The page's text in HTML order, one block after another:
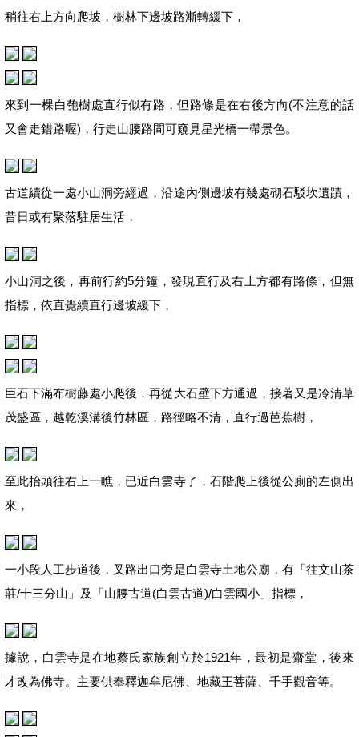
稍往右上方向爬坡，樹林下邊坡路漸轉緩下，
來到一棵白匏樹處直行似有路，但路條是在右後方向(不注意的話
又會走錯路喔)，行走山腰路間可窺見星光橋一帶景色。
古道續從一處小山洞旁經過，沿途內側邊坡有幾處砌石駁坎遺蹟，
昔日或有聚落駐居生活，
小山洞之後，再前行約5分鐘，發現直行及右上方都有路條，但無
指標，依直覺續直行邊坡緩下，
巨石下滿布樹藤處小爬後，再從大石壁下方通過，接著又是冷清草
茂盛區，越乾溪溝後竹林區，路徑略不清，直行過芭蕉樹，
至此抬頭往右上一瞧，已近白雲寺了，石階爬上後從公廁的左側出
來，
一小段人工步道後，叉路出口旁是白雲寺土地公廟，有「往文山茶
莊/十三分山」及「山腰古道(白雲古道)/白雲國小」指標，
據說，白雲寺是在地蔡氏家族創立於1921年，最初是齋堂，後來
才改為佛寺。主要供奉釋迦牟尼佛、地藏王菩薩、千手觀音等。